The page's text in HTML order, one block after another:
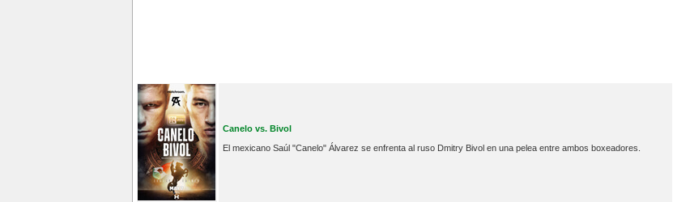
Canelo vs. Bivol
El mexicano Saúl "Canelo" Álvarez se enfrenta al ruso Dmitry Bivol en una pelea entre ambos boxeadores.